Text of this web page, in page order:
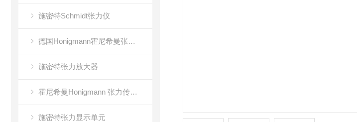
施密特Schmidt张力仪
德国Honigmann霍尼希曼张力仪
施密特张力放大器
霍尼希曼Honigmann 张力传感器RFS系列
施密特张力显示单元